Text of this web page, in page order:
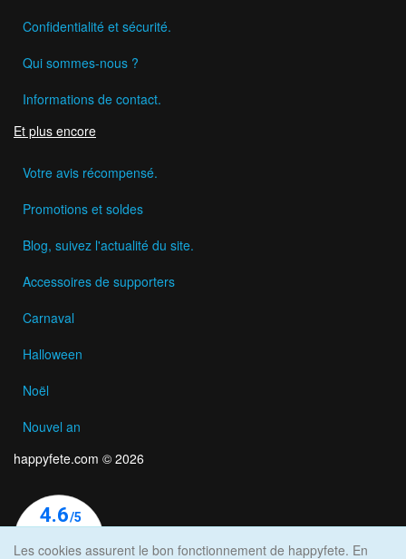
Confidentialité et sécurité.
Qui sommes-nous ?
Informations de contact.
Et plus encore
Votre avis récompensé.
Promotions et soldes
Blog, suivez l'actualité du site.
Accessoires de supporters
Carnaval
Halloween
Noël
Nouvel an
happyfete.com © 2026
Les cookies assurent le bon fonctionnement de happyfete. En